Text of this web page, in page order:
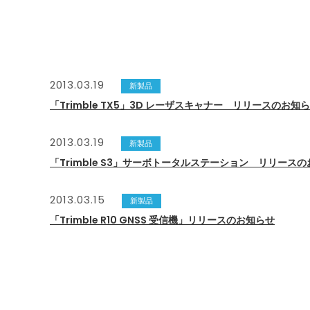
2013.03.19 新製品
「Trimble TX5」3D レーザスキャナー リリースのお知
2013.03.19 新製品
「Trimble S3」サーボトータルステーション リリースの
2013.03.15 新製品
「Trimble R10 GNSS 受信機」リリースのお知らせ